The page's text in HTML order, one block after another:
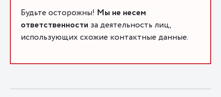
Будьте осторожны! Мы не несем
ответственности за деятельность лиц,
использующих схожие контактные данные.